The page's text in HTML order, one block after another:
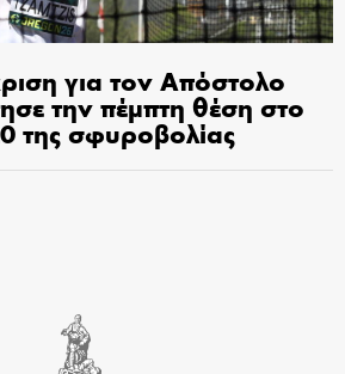
για τον Απόστολο
την πέμπτη θέση στο
της σφυροβολίας